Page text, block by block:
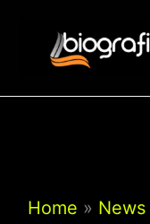
contenuto
Home
News